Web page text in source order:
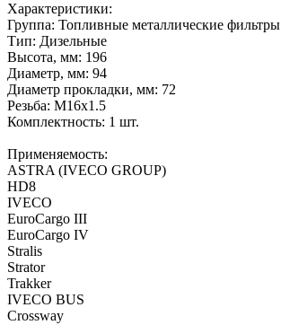
Характеристики:
Группа: Топливные металлические фильтры
Тип: Дизельные
Высота, мм: 196
Диаметр, мм: 94
Диаметр прокладки, мм: 72
Резьба: M16x1.5
Комплектность: 1 шт.
Применяемость:
ASTRA (IVECO GROUP)
HD8
IVECO
EuroCargo III
EuroCargo IV
Stralis
Strator
Trakker
IVECO BUS
Crossway